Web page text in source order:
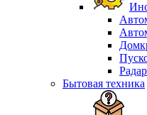
Бытовая техника